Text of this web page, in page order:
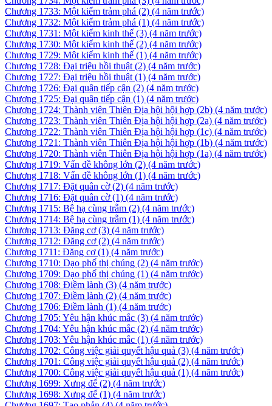
Chương 1733: Một kiếm trảm phá (2) (4 năm trước)
Chương 1732: Một kiếm trảm phá (1) (4 năm trước)
Chương 1731: Một kiếm kinh thế (3) (4 năm trước)
Chương 1730: Một kiếm kinh thế (2) (4 năm trước)
Chương 1729: Một kiếm kinh thế (1) (4 năm trước)
Chương 1728: Đại triệu hồi thuật (2) (4 năm trước)
Chương 1727: Đại triệu hồi thuật (1) (4 năm trước)
Chương 1726: Đại quân tiếp cận (2) (4 năm trước)
Chương 1725: Đại quân tiếp cận (1) (4 năm trước)
Chương 1724: Thành viên Thiên Địa hội hội hợp (2b) (4 năm trước)
Chương 1723: Thành viên Thiên Địa hội hội hợp (2a) (4 năm trước)
Chương 1722: Thành viên Thiên Địa hội hội hợp (1c) (4 năm trước)
Chương 1721: Thành viên Thiên Địa hội hội hợp (1b) (4 năm trước)
Chương 1720: Thành viên Thiên Địa hội hội hợp (1a) (4 năm trước)
Chương 1719: Vấn đề không lớn (2) (4 năm trước)
Chương 1718: Vấn đề không lớn (1) (4 năm trước)
Chương 1717: Đặt quân cờ (2) (4 năm trước)
Chương 1716: Đặt quân cờ (1) (4 năm trước)
Chương 1715: Bệ hạ cùng trẫm (2) (4 năm trước)
Chương 1714: Bệ hạ cùng trẫm (1) (4 năm trước)
Chương 1713: Đăng cơ (3) (4 năm trước)
Chương 1712: Đăng cơ (2) (4 năm trước)
Chương 1711: Đăng cơ (1) (4 năm trước)
Chương 1710: Dạo phố thị chúng (2) (4 năm trước)
Chương 1709: Dạo phố thị chúng (1) (4 năm trước)
Chương 1708: Điềm lành (3) (4 năm trước)
Chương 1707: Điềm lành (2) (4 năm trước)
Chương 1706: Điềm lành (1) (4 năm trước)
Chương 1705: Yêu hận khúc mắc (3) (4 năm trước)
Chương 1704: Yêu hận khúc mắc (2) (4 năm trước)
Chương 1703: Yêu hận khúc mắc (1) (4 năm trước)
Chương 1702: Công việc giải quyết hậu quả (3) (4 năm trước)
Chương 1701: Công việc giải quyết hậu quả (2) (4 năm trước)
Chương 1700: Công việc giải quyết hậu quả (1) (4 năm trước)
Chương 1699: Xưng đế (2) (4 năm trước)
Chương 1698: Xưng đế (1) (4 năm trước)